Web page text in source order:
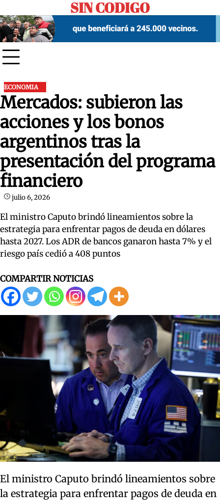
to
content
SIN CODIGO
ECONOMIA
Mercados: subieron las
acciones y los bonos
argentinos tras la
presentación del programa
financiero
julio 6, 2026
El ministro Caputo brindó lineamientos sobre la
estrategia para enfrentar pagos de deuda en dólares
hasta 2027. Los ADR de bancos ganaron hasta 7% y el
riesgo país cedió a 408 puntos
COMPARTIR NOTICIAS
El ministro Caputo brindó lineamientos sobre
la estrategia para enfrentar pagos de deuda en